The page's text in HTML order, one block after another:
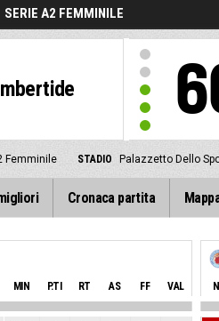
SERIE A2 FEMMINILE
Femminile STADIO Palazzetto Dello
Cronaca partita
MIN P.TI RT AS FF VAL